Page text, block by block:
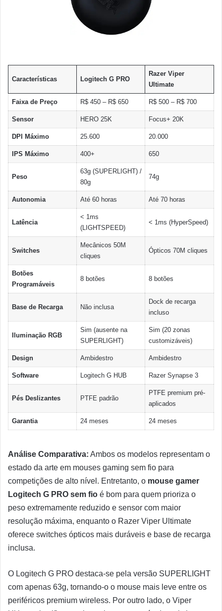
Características Logitech G PRO
Razer Viper
Ultimate
Faixa de Preço R$ 450 – R$ 650 R$ 500 – R$ 700
Sensor HERO 25K Focus+ 20K
DPI Máximo 25.600 20.000
IPS Máximo 400+ 650
Peso
63g (SUPERLIGHT) /
80g
74g
Autonomia Até 60 horas Até 70 horas
Latência
< 1ms
(LIGHTSPEED)
< 1ms (HyperSpeed)
Switches
Mecânicos 50M
cliques
Ópticos 70M cliques
Botões
Programáveis
8 botões 8 botões
Base de Recarga Não inclusa
Dock de recarga
incluso
Iluminação RGB
Sim (ausente na
SUPERLIGHT)
Sim (20 zonas
customizáveis)
Design Ambidestro Ambidestro
Software Logitech G HUB Razer Synapse 3
Pés Deslizantes PTFE padrão
PTFE premium pré-
aplicados
Garantia 24 meses 24 meses
Análise Comparativa: Ambos os modelos representam o
estado da arte em mouses gaming sem fio para
competições de alto nível. Entretanto, o mouse gamer
Logitech G PRO sem fio é bom para quem prioriza o
peso extremamente reduzido e sensor com maior
resolução máxima, enquanto o Razer Viper Ultimate
oferece switches ópticos mais duráveis e base de recarga
inclusa.
O Logitech G PRO destaca-se pela versão SUPERLIGHT
com apenas 63g, tornando-o o mouse mais leve entre os
periféricos premium wireless. Por outro lado, o Viper